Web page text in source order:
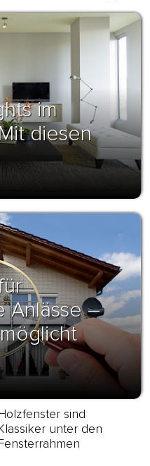
im
diesen
Anlässe –
sind
unter den